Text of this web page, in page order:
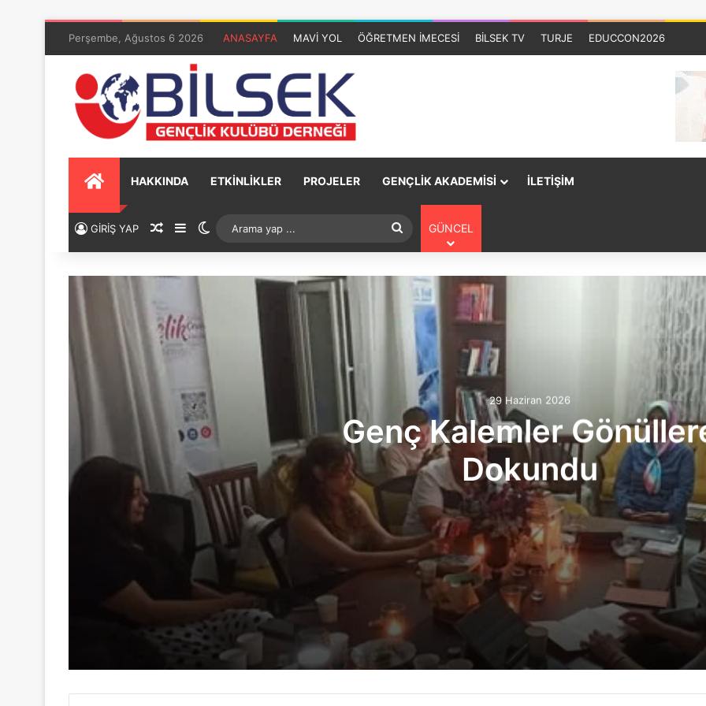
Perşembe, Ağustos 6 2026 ANASAYFA MAVİ YOL ÖĞRETMEN İMECESİ BİLSEK TV TURJE EDUCCON2026
HAKKINDA ETKİNLİKLER PROJELER GENÇLİK AKADEMİSİ İLETİŞİM
GİRİŞ YAP GÜNCEL
29 Haziran 2026
Genç Kalemler
Dokundu
Genç Kalemler Gönüllere Dokundu